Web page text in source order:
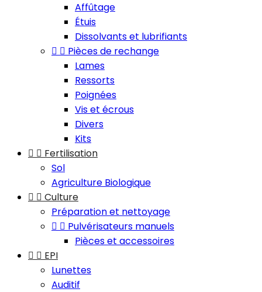
Affûtage
Étuis
Dissolvants et lubrifiants
  Pièces de rechange
Lames
Ressorts
Poignées
Vis et écrous
Divers
Kits
  Fertilisation
Sol
Agriculture Biologique
  Culture
Préparation et nettoyage
  Pulvérisateurs manuels
Pièces et accessoires
  EPI
Lunettes
Auditif